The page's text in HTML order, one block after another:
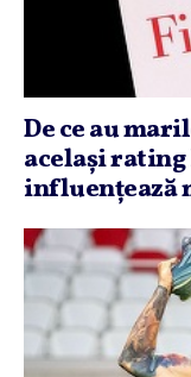
De ce au
acelaşi
influenţează